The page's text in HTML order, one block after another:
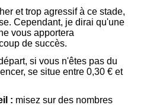
et trop agressif à ce stade,
Cependant, je dirai qu'une
vous apportera
de succès.
si vous n'êtes pas du
se situe entre 0,30 € et
: misez sur des nombres